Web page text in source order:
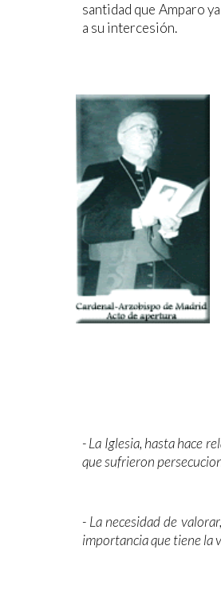
santidad que Amparo
a su intercesión.
- La Iglesia, hasta hace
que sufrieron
- La necesidad de
importancia que tiene la